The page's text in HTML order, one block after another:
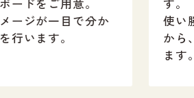
ードをご用意。
ージが一目で分か
行います。
す。
使い
から
ます